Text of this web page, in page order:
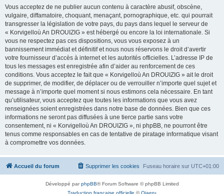
Vous acceptez de ne publier aucun contenu à caractère abusif, obscène,
vulgaire, diffamatoire, choquant, menaçant, pornographique, etc. qui pourrait
transgresser la législation de votre pays, du pays dans lequel le serveur de
« Korvigelloù An DROUIZIG » est hébergé ou encore la loi internationale. Si
vous ne respectez pas ces dispositions, vous vous exposez à un
bannissement immédiat et définitif et nous nous réservons le droit d’avertir
votre fournisseur d’accès à internet et les autorités officielles. L’adresse IP de
tous les messages est enregistrée afin d’aider au renforcement de ces
conditions. Vous acceptez le fait que « Korvigelloù An DROUIZIG » ait le droit
de supprimer, de modifier, de déplacer ou de verrouiller n’importe quel sujet et
message à n’importe quel moment si nous estimons cela nécessaire. En tant
qu’utilisateur, vous acceptez que toutes les informations que vous avez
renseignées soient enregistrées dans notre base de données. Bien que ces
informations ne seront pas diffusées à une tierce partie sans votre
consentement, ni « Korvigelloù An DROUIZIG », ni phpBB, ne pourront être
tenus comme responsables en cas de tentative de piratage informatique visant
à compromettre vos données.
Accueil du forum Fuseau horaire sur UTC+01:00
Supprimer les cookies
Développé parphpBB® Forum Software © phpBB Limited
Traduction française officielle ©Qiaeru